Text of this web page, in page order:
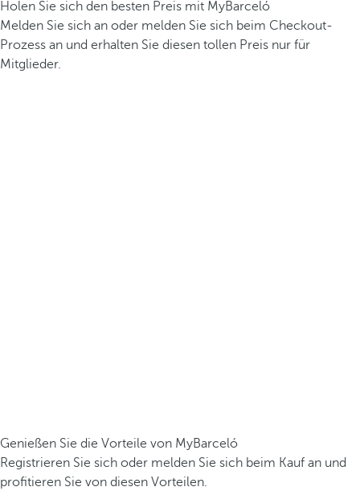
Holen Sie sich den besten Preis mit MyBarceló
Melden Sie sich an oder melden Sie sich beim Checkout-
Prozess an und erhalten Sie diesen tollen Preis nur für
Mitglieder.
Genießen Sie die Vorteile von MyBarceló
Registrieren Sie sich oder melden Sie sich beim Kauf an und
profitieren Sie von diesen Vorteilen.